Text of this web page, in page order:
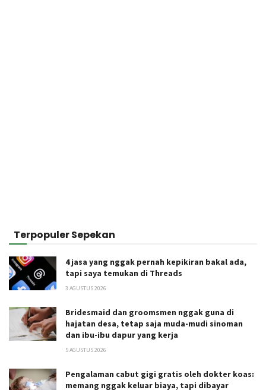
Terpopuler Sepekan
4 jasa yang nggak pernah kepikiran bakal ada,
tapi saya temukan di Threads
3 AGUSTUS 2026
Bridesmaid dan groomsmen nggak guna di
hajatan desa, tetap saja muda-mudi sinoman
dan ibu-ibu dapur yang kerja
5 AGUSTUS 2026
Pengalaman cabut gigi gratis oleh dokter koas:
memang nggak keluar biaya, tapi dibayar